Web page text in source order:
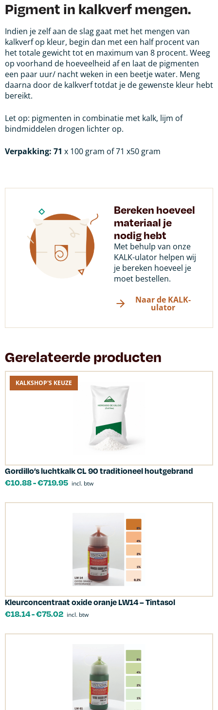
Pigment in kalkverf mengen.
Indien je zelf aan de slag gaat met het mengen van
kalkverf op kleur, begin dan met een half procent van
het totale gewicht tot en maximum van 8 procent. Weeg
op voorhand de hoeveelheid af en laat de pigmenten
een paar uur/ nacht weken in een beetje water. Meng
daarna door de kalkverf totdat je de gewenste kleur hebt
bereikt.
Let op: pigmenten in combinatie met kalk, lijm of
bindmiddelen drogen lichter op.
Verpakking: 71 x 100 gram of 71 x50 gram
Bereken hoeveel
materiaal je
nodig hebt
Met behulp van onze
KALK-ulator helpen wij
je bereken hoeveel je
moet bestellen.
Naar de KALK-
ulator
Gerelateerde producten
KALKSHOP'S KEUZE
Gordillo’s luchtkalk CL 90 traditioneel houtgebrand
€10.88-€719.95 incl. btw
Kleurconcentraat oxide oranje LW14 – Tintasol
€18.14-€75.02 incl. btw